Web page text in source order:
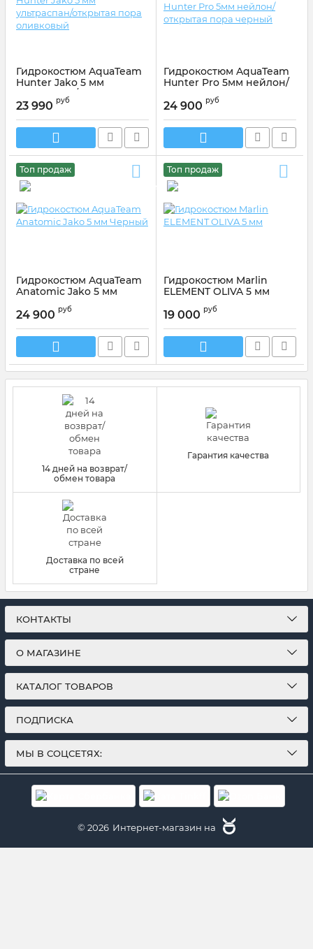
Гидрокостюм AquaTeam
Hunter Jako 5 мм
ультраспан/открытая
пора оливковый
23 990 руб
Гидрокостюм AquaTeam
Hunter Pro 5мм нейлон/
открытая пора черный
24 900 руб
Топ продаж
Гидрокостюм AquaTeam
Anatomic Jako 5 мм
Артикул:AT01P1
24 900 руб
Топ продаж
Гидрокостюм Marlin
ELEMENT OLIVA 5 мм
217264
19 000 руб
14 дней на возврат/
обмен товара
Гарантия качества
Доставка по всей
стране
КОНТАКТЫ
О МАГАЗИНЕ
КАТАЛОГ ТОВАРОВ
ПОДПИСКА
МЫ В СОЦСЕТЯХ:
© 2026 Интернет-магазин на